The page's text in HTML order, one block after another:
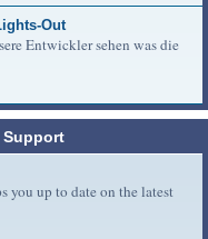
Out
Entwickler sehen was die
you up to date on the latest